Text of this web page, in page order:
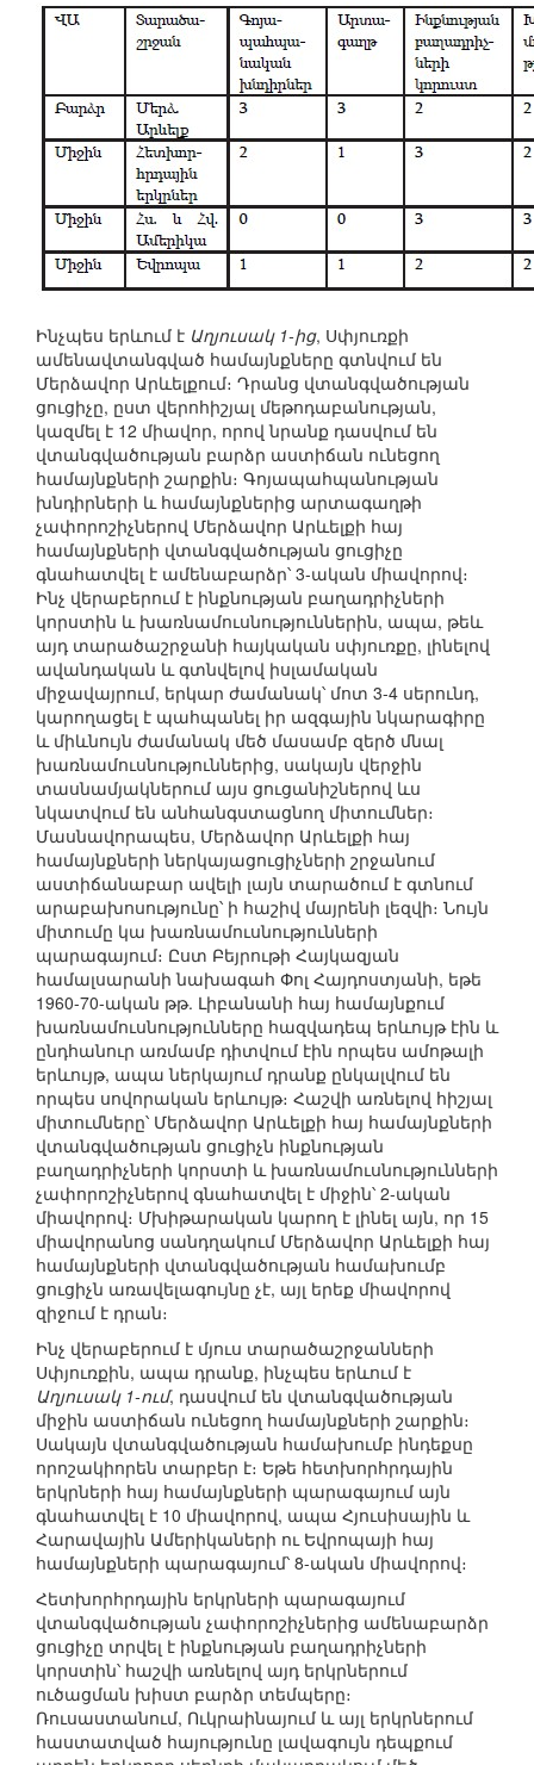
Ինչպես երևում է Աղյուսակ 1-ից, Սփյուռքի
ամենավտանգված համայնքները գտնվում են
Մերձավոր Արևելքում։ Դրանց վտանգվածության
ցուցիչը, ըստ վերոհիշյալ մեթոդաբանության,
կազմել է 12 միավոր, որով նրանք դասվում են
վտանգվածության բարձր աստիճան ունեցող
համայնքների շարքին։ Գոյապահպանության
խնդիրների և համայնքներից արտագաղթի
չափորոշիչներով Մերձավոր Արևելքի հայ
համայնքների վտանգվածության ցուցիչը
գնահատվել է ամենաբարձր՝ 3-ական միավորով։
Ինչ վերաբերում է ինքնության բաղադրիչների
կորստին և խառնամուսնություններին, ապա, թեև
այդ տարածաշրջանի հայկական սփյուռքը, լինելով
ավանդական և գտնվելով իսլամական
միջավայրում, երկար ժամանակ՝ մոտ 3-4 սերունդ,
կարողացել է պահպանել իր ազգային նկարագիրը
և միևնույն ժամանակ մեծ մասամբ զերծ մնալ
խառնամուսնություններից, սակայն վերջին
տասնամյակներում այս ցուցանիշներով ևս
նկատվում են անհանգստացնող միտումներ։
Մասնավորապես, Մերձավոր Արևելքի հայ
համայնքների ներկայացուցիչների շրջանում
աստիճանաբար ավելի լայն տարածում է գտնում
արաբախոսությունը՝ ի հաշիվ մայրենի լեզվի։ Նույն
միտումը կա խառնամուսնությունների
պարագայում։ Ըստ Բեյրութի Հայկազյան
համալսարանի նախագահ Փոլ Հայդոստյանի, եթե
1960-70-ական թթ. Լիբանանի հայ համայնքում
խառնամուսնությունները հազվադեպ երևույթ էին և
ընդհանուր առմամբ դիտվում էին որպես ամոթալի
երևույթ, ապա ներկայում դրանք ընկալվում են
որպես սովորական երևույթ։ Հաշվի առնելով հիշյալ
միտումները՝ Մերձավոր Արևելքի հայ համայնքների
վտանգվածության ցուցիչն ինքնության
բաղադրիչների կորստի և խառնամուսնությունների
չափորոշիչներով գնահատվել է միջին՝ 2-ական
միավորով։ Մխիթարական կարող է լինել այն, որ 15
միավորանոց սանդղակում Մերձավոր Արևելքի հայ
համայնքների վտանգվածության համախումբ
ցուցիչն առավելագույնը չէ, այլ երեք միավորով
զիջում է դրան։
Ինչ վերաբերում է մյուս տարածաշրջանների
Սփյուռքին, ապա դրանք, ինչպես երևում է
Աղյուսակ 1-ում, դասվում են վտանգվածության
միջին աստիճան ունեցող համայնքների շարքին։
Սակայն վտանգվածության համախումբ ինդեքսը
որոշակիորեն տարբեր է։ Եթե հետխորհրդային
երկրների հայ համայնքների պարագայում այն
գնահատվել է 10 միավորով, ապա Հյուսիսային և
Հարավային Ամերիկաների ու Եվրոպայի հայ
համայնքների պարագայում՝ 8-ական միավորով։
Հետխորհրդային երկրների պարագայում
վտանգվածության չափորոշիչներից ամենաբարձր
ցուցիչը տրվել է ինքնության բաղադրիչների
կորստին՝ հաշվի առնելով այդ երկրներում
ուծացման խիստ բարձր տեմպերը։
Ռուսաստանում, Ուկրաինայում և այլ երկրներում
հաստատված հայությունը լավագույն դեպքում